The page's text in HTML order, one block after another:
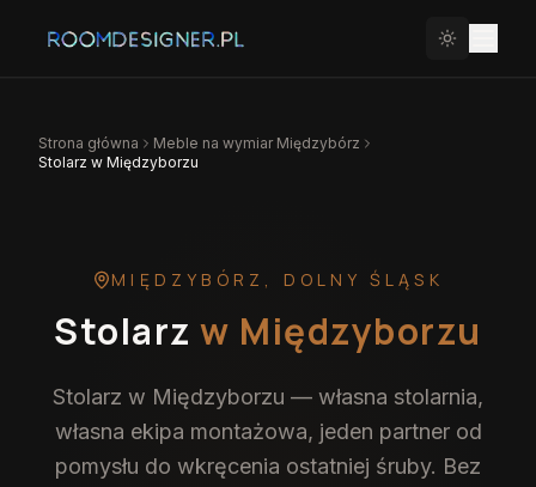
Strona główna Meble na wymiar Międzybórz
Stolarz w Międzyborzu
MIĘDZYBÓRZ , DOLNY ŚLĄSK
Stolarz w Międzyborzu
Stolarz w Międzyborzu — własna stolarnia,
własna ekipa montażowa, jeden partner od
pomysłu do wkręcenia ostatniej śruby. Bez